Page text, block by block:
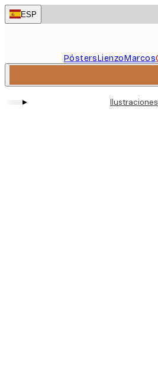
Skip
to
ESP
PóstersLienzoMarcos
▸ Ilustraciones